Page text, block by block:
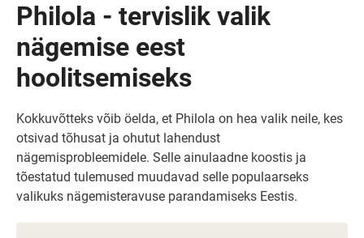
Philola - tervislik valik
nägemise eest
hoolitsemiseks
Kokkuvõtteks võib öelda, et Philola on hea valik neile, kes
otsivad tõhusat ja ohutut lahendust
nägemisprobleemidele. Selle ainulaadne koostis ja
tõestatud tulemused muudavad selle populaarseks
valikuks nägemisteravuse parandamiseks Eestis.